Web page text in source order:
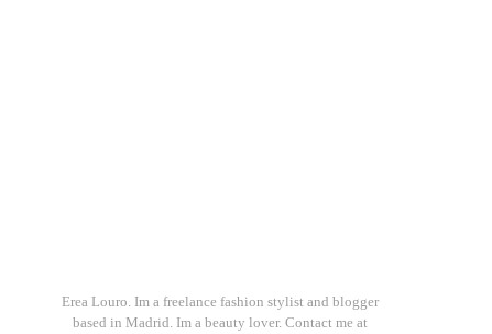
Erea Louro. Im a freelance fashion stylist and blogger
based in Madrid. Im a beauty lover. Contact me at